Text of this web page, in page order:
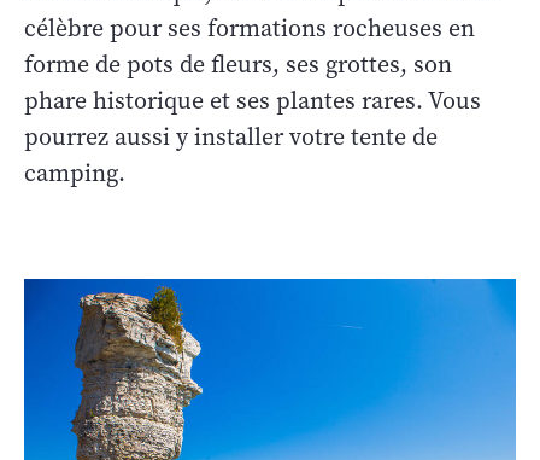
célèbre pour ses formations rocheuses en
forme de pots de fleurs, ses grottes, son
phare historique et ses plantes rares. Vous
pourrez aussi y installer votre tente de
camping.